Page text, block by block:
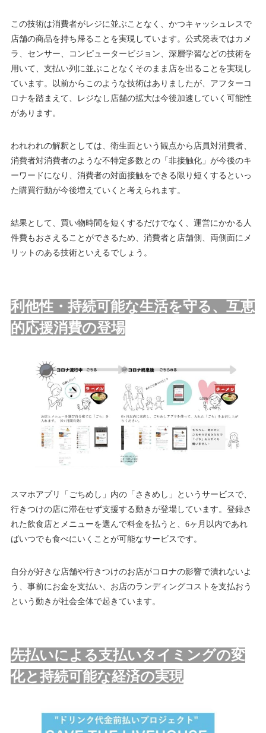
この技術は消費者がレジに並ぶことなく、かつキャッシュレスで
店舗の商品を持ち帰ることを実現しています。公式発表ではカメ
ラ、センサー、コンピュータービジョン、深層学習などの技術を
用いて、支払い列に並ぶことなくそのまま店を出ることを実現し
ています。以前からこのような技術はありましたが、アフターコ
ロナを踏まえて、レジなし店舗の拡大は今後加速していく可能性
があります。
われわれの解釈としては、衛生面という観点から店員対消費者、
消費者対消費者のような不特定多数との「非接触化」が今後のキ
ーワードになり、消費者の対面接触をできる限り短くするといっ
た購買行動が今後増えていくと考えられます。
結果として、買い物時間を短くするだけでなく、運営にかかる人
件費もおさえることができるため、消費者と店舗側、両側面にメ
リットのある技術といえるでしょう。
利他性・持続可能な生活を守る、互恵
的応援消費の登場
スマホアプリ「ごちめし」内の「さきめし」というサービスで、
行きつけの店に滞在せず支援する動きが登場しています。登録さ
れた飲食店とメニューを選んで料金を払うと、6ヶ月以内であれ
ばいつでも食べにいくことが可能なサービスです。
自分が好きな店舗や行きつけのお店がコロナの影響で潰れないよ
う、事前にお金を支払い、お店のランディングコストを支払おう
という動きが社会全体で起きています。
先払いによる支払いタイミングの変
化と持続可能な経済の実現